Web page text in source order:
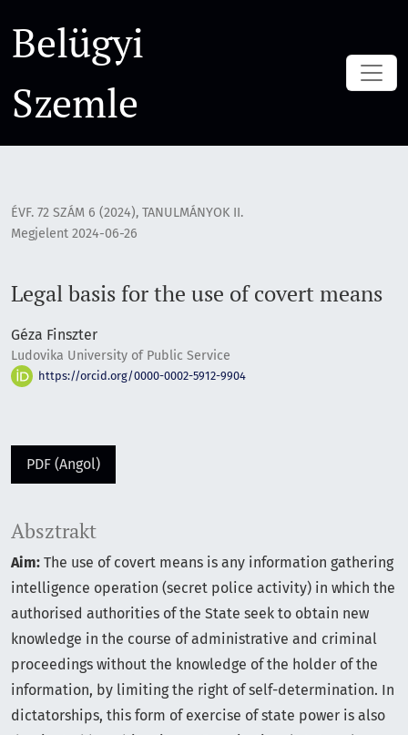
Belügyi
Szemle
ÉVF. 72 SZÁM 6 (2024), TANULMÁNYOK II.
Legal basis for the use of covert means
Megjelent 2024-06-26
Géza Finszter
Ludovika University of Public Service
https://orcid.org/0000-0002-5912-9904
PDF (Angol)
Absztrakt
Aim: The use of covert means is any information gathering
intelligence operation (secret police activity) in which the
authorised authorities of the State seek to obtain new
knowledge in the course of administrative and criminal
proceedings without the knowledge of the holder of the
information, by limiting the right of self-determination. In
dictatorships, this form of exercise of state power is also